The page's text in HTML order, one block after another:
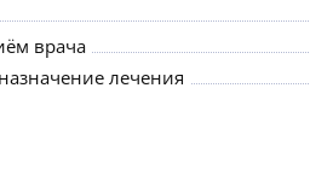
врача
лечения